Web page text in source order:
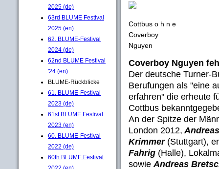
2025 (de)
63rd BLUME Festival
2025 (en)
62. BLUME-Festival
2024 (de)
62nd BLUME Festival
'24 (en)
BLUME-Rückblicke
61. BLUME-Festival
2023 (de)
61st BLUME Festival
2023 (en)
60. BLUME-Festival
2022 (de)
60th BLUME Festival
Cottbus o h n e
Coverboy
Nguyen
Coverboy Nguyen
Der deutsche Turner-
Berufungen als "eine
erfahren" die erheute
Cottbus
An der Spitze der
London 2012,
Krimmer(Stuttgart),
Fahrig (Halle),
sowieAndreas